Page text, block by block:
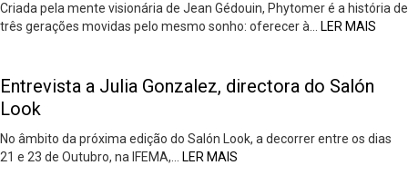
Criada pela mente visionária de Jean Gédouin, Phytomer é a história de
três gerações movidas pelo mesmo sonho: oferecer à…
LER MAIS
Entrevista a Julia Gonzalez, directora do Salón
Look
No âmbito da próxima edição do Salón Look, a decorrer entre os dias
21 e 23 de Outubro, na IFEMA,…
LER MAIS